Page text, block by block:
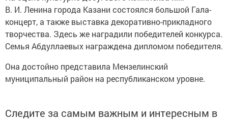
В. И. Ленина города Казани состоялся большой Гала-
концерт, а также выставка декоративно-прикладного
творчества. Здесь же наградили победителей конкурса.
Семья Абдуллаевых награждена дипломом победителя.
Она достойно представила Мензелинский
муниципальный район на республиканском уровне.
Следите за самым важным и интересным в